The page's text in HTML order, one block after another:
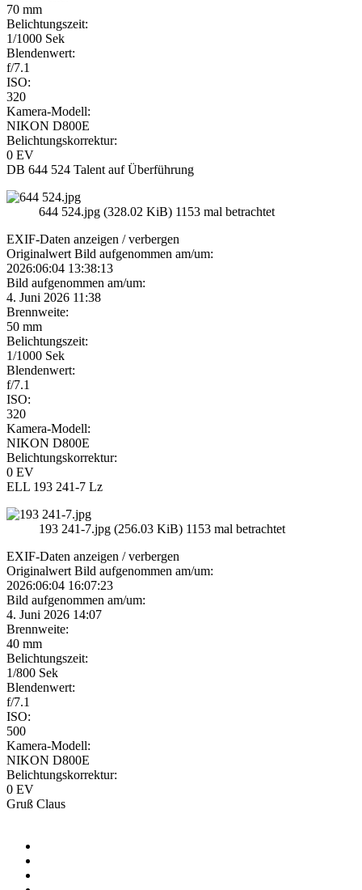
70 mm
Belichtungszeit:
1/1000 Sek
Blendenwert:
f/7.1
ISO:
320
Kamera-Modell:
NIKON D800E
Belichtungskorrektur:
0 EV
DB 644 524 Talent auf Überführung
644 524.jpg (328.02 KiB) 1153 mal betrachtet
EXIF-Daten anzeigen / verbergen
Originalwert Bild aufgenommen am/um:
2026:06:04 13:38:13
Bild aufgenommen am/um:
4. Juni 2026 11:38
Brennweite:
50 mm
Belichtungszeit:
1/1000 Sek
Blendenwert:
f/7.1
ISO:
320
Kamera-Modell:
NIKON D800E
Belichtungskorrektur:
0 EV
ELL 193 241-7 Lz
193 241-7.jpg (256.03 KiB) 1153 mal betrachtet
EXIF-Daten anzeigen / verbergen
Originalwert Bild aufgenommen am/um:
2026:06:04 16:07:23
Bild aufgenommen am/um:
4. Juni 2026 14:07
Brennweite:
40 mm
Belichtungszeit:
1/800 Sek
Blendenwert:
f/7.1
ISO:
500
Kamera-Modell:
NIKON D800E
Belichtungskorrektur:
0 EV
Gruß Claus